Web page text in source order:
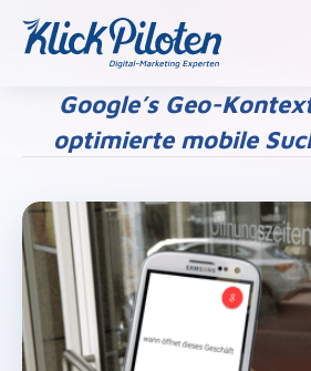
Google’s Geo-
optimierte mobile